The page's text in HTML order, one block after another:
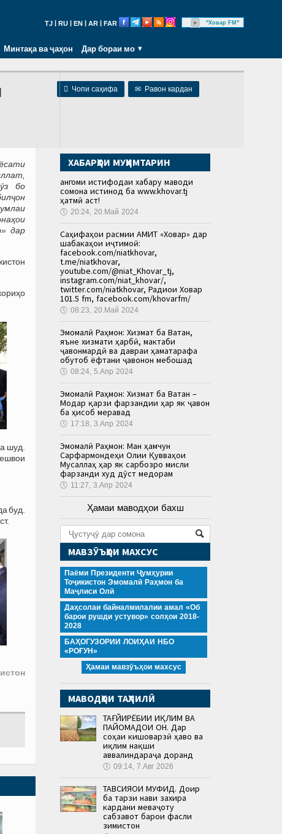
TJ RU EN AR FAR "Ховар FM"
Минтақа ва ҷаҳон Дар бораи мо
 Чопи саҳифа ✉ Равон кардан
бо
дар
шуд.
буд.
ХАБАРҲОИ МУҲИМТАРИН
Ҳангоми истифодаи хабару маводи
сомона истинод ба www.khovar.tj
ҳатмӣ аст!
🕔 20:24, 20.Май 2024
Саҳифаҳои расмии АМИТ «Ховар» дар
шабакаҳои иҷтимоӣ:
facebook.com/niatkhovar,
t.me/niatkhovar,
youtube.com/@niat_Khovar_tj,
instagram.com/niat_khovar/,
twitter.com/niatkhovar, Радиои Ховар
101.5 fm, facebook.com/khovarfm/
🕔 08:23, 20.Май 2024
Эмомалӣ Раҳмон: Хизмат ба Ватан,
яъне хизмати ҳарбӣ, мактаби
ҷавонмардӣ ва давраи ҳаматарафа
обутоб ёфтани ҷавонон мебошад
🕔 08:24, 5.Апр 2024
Эмомалӣ Раҳмон: Хизмат ба Ватан –
Модар қарзи фарзандии ҳар як ҷавон
ба ҳисоб меравад
🕔 17:18, 3.Апр 2024
Эмомалӣ Раҳмон: Ман ҳамчун
Сарфармондеҳи Олии Қувваҳои
Мусаллаҳ ҳар як сарбозро мисли
фарзанди худ дӯст медорам
🕔 11:27, 3.Апр 2024
Ҳамаи маводҳои бахш
МАВЗӮЪҲОИ МАХСУС
Паёми Президенти Ҷумҳурии
Тоҷикистон Эмомалӣ Раҳмон ба
Маҷлиси Олӣ
Даҳсолаи байналмилалии амал «Об
барои рушди устувор» солҳои 2018-
2028
БАҲОГУЗОРИИ ЛОИҲАИ НБО
«РОҒУН»
Ҳамаи мавзӯъҳои махсус
МАВОДҲОИ ТАҲЛИЛӢ
ТАҒЙИРЁБИИ ИҚЛИМ ВА
ПАЙОМАДҲОИ ОН. Дар
соҳаи кишоварзӣ ҳаво ва
иқлим нақши
аввалиндараҷа доранд
🕔 09:14, 7.Авг 2026
ТАВСИЯҲОИ МУФИД. Доир
ба тарзи нави захира
кардани меваҷоту
сабзавот барои фасли
зимистон